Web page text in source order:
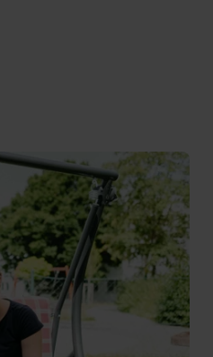
Dann schalte die Inhalte jetzt
Personenbezogene Daten